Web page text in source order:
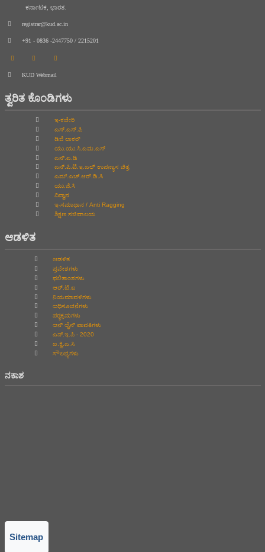
ಕರ್ನಾಟಕ, ಭಾರತ.
registrar@kud.ac.in
+91 - 0836 -2447750 / 2215201
KUD Webmail
ತ್ವರಿತ ಕೊಂಡಿಗಳು
ಇ-ಕಚೇರಿ
ಎಸ್.ಎಸ್.ಪಿ
ಡಿಜಿ ಲಾಕರ್
ಯು.ಯು.ಸಿ.ಎಮ.ಎಸ್
ಎನ್.ಎ.ಡಿ
ಎನ್.ಪಿ.ಟಿ.ಇ.ಎಲ್‌ ಉಪನ್ಯಾಸ ಚಿತ್ರ
ಎಮ್.ಎಚ್.ಆರ್.ಡಿ.ಸಿ
ಯು.ಜಿ.ಸಿ
ವಿದ್ವಾನ
ಇ-ಸಮಾಧಾನ / Anti Ragging
ಶಿಕ್ಷಣ ಸಚಿವಾಲಯ
ಆಡಳಿತ
ಆಡಳಿತ
ಪ್ರವೇಶಗಳು
ಫಲಿತಾಂಶಗಳು
ಆರ್.ಟಿ.ಐ
ನಿಯಮಾವಳಿಗಳು
ಅಧಿಸೂಚನೆಗಳು
ಪಠ್ಯಕ್ರಮಗಳು
ಆನ್‌ ಲೈನ್‌ ಪಾವತಿಗಳು
ಎನ್.ಇ.ಪಿ - 2020
ಐ.ಕ್ವಿ.ಎ.ಸಿ
ಸೌಲಭ್ಯಗಳು
ನಕಾಶ
Sitemap